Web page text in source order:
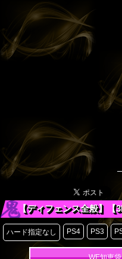
【ディフェンス全般】【
ハード指定なし PS4 PS3